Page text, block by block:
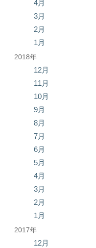
4月
3月
2月
1月
2018年
12月
11月
10月
9月
8月
7月
6月
5月
4月
3月
2月
1月
2017年
12月